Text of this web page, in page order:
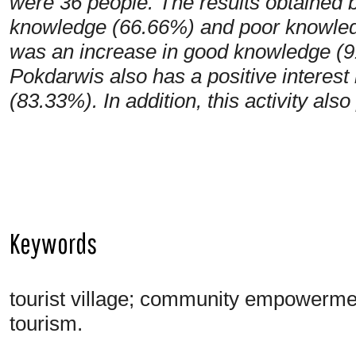
knowledge (66.66%) and poor
was an increase in good knowledge
Pokdarwis also has a positive
(83.33%). In addition, this activity
Keywords
tourist village; community
tourism.